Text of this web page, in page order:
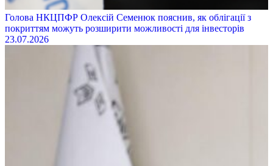
Голова НКЦПФР Олексій Семенюк пояснив, як облігації з
покриттям можуть розширити можливості для інвесторів
23.07.2026